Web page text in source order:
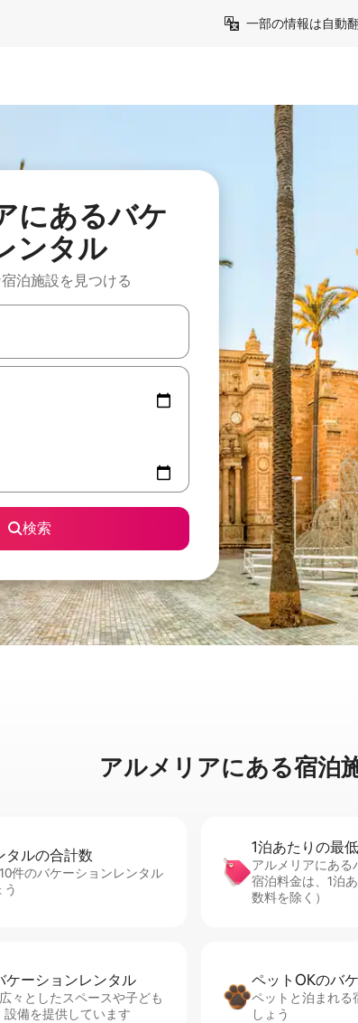
一部の情報は自動
にあるバケ
ンタル
泊施設を見つける
ら、上下の矢印キーを使って移動するか、画面をタッチまた
検索
アルメリアに⁠あ⁠る宿⁠泊⁠
タ⁠ル⁠の合⁠計⁠数
件のバケーションレンタル
1泊あたりの最⁠
アルメリアにあ
宿泊料金は、1泊
数料を除く）
ケ⁠ー⁠シ⁠ョ⁠ンレ⁠ン⁠タ⁠ル
々としたスペースや子ども
備を提供しています
ペットOKのバ⁠
ペットと泊まれる
しょう